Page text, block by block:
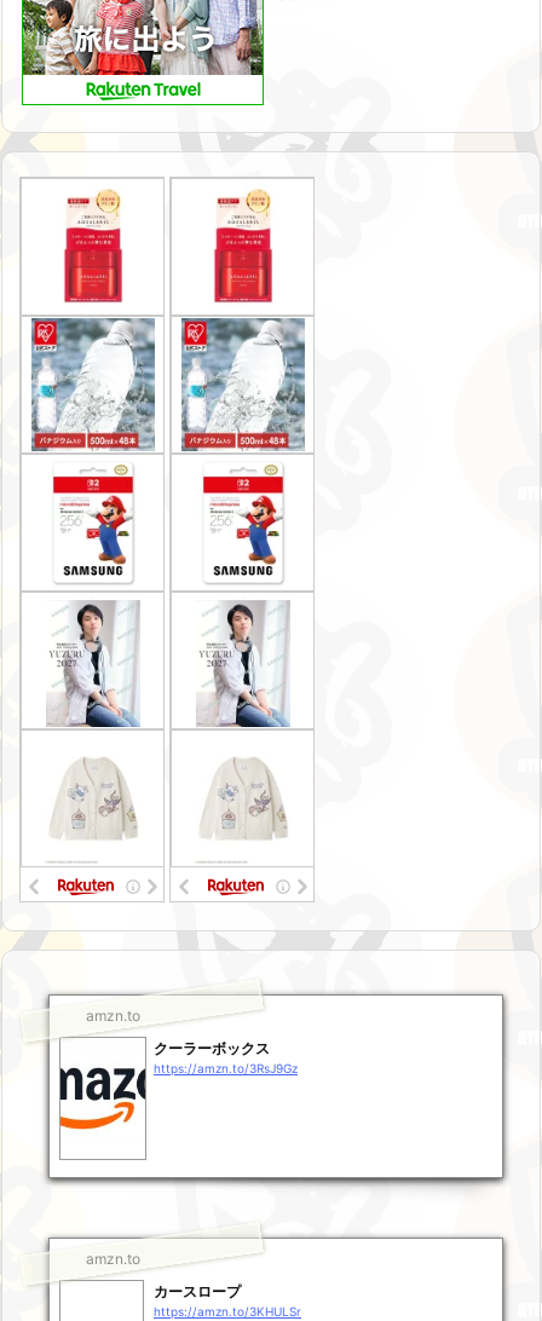
amzn.to
クーラーボックス
https://amzn.to/3RsJ9Gz
amzn.to
カースロープ
https://amzn.to/3KHULSr